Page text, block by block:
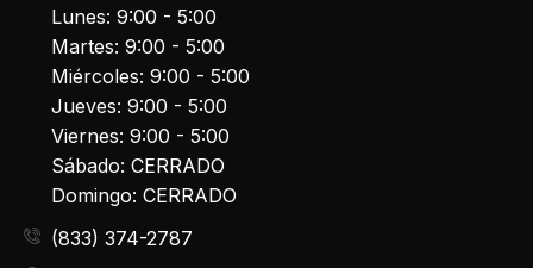
Lunes: 9:00 - 5:00
Martes: 9:00 - 5:00
Miércoles: 9:00 - 5:00
Jueves: 9:00 - 5:00
Viernes: 9:00 - 5:00
Sábado: CERRADO
Domingo: CERRADO
(833) 374-2787